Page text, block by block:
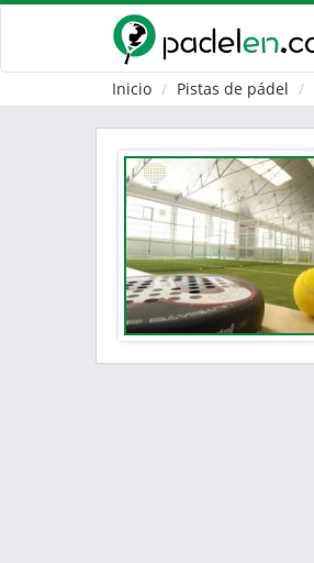
Inicio Pistas de pádel